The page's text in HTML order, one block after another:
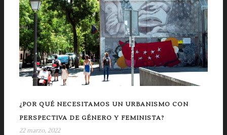
¿POR QUÉ NECESITAMOS UN URBANISMO CON
PERSPECTIVA DE GÉNERO Y FEMINISTA?
22 marzo, 2022